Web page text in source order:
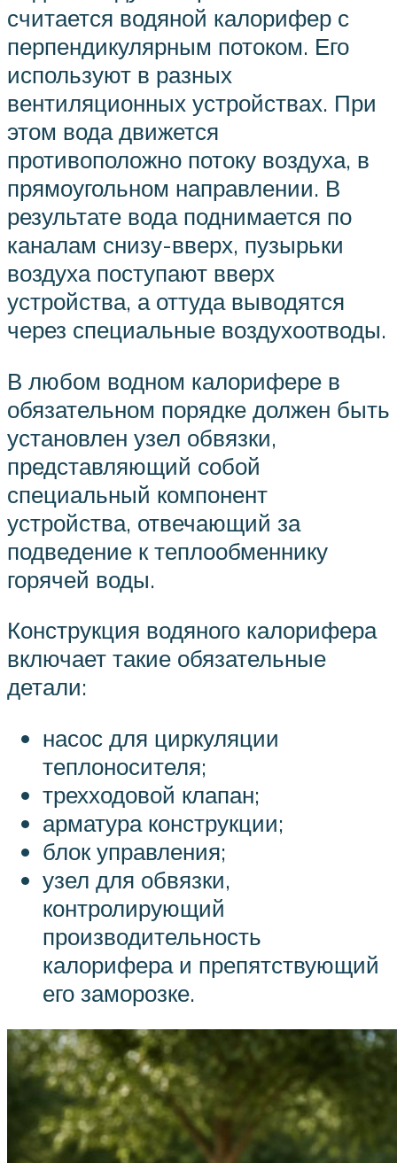
считается водяной калорифер с
перпендикулярным потоком. Его
используют в разных
вентиляционных устройствах. При
этом вода движется
противоположно потоку воздуха, в
прямоугольном направлении. В
результате вода поднимается по
каналам снизу-вверх, пузырьки
воздуха поступают вверх
устройства, а оттуда выводятся
через специальные воздухоотводы.
В любом водном калорифере в
обязательном порядке должен быть
установлен узел обвязки,
представляющий собой
специальный компонент
устройства, отвечающий за
подведение к теплообменнику
горячей воды.
Конструкция водяного калорифера
включает такие обязательные
детали:
насос для циркуляции
теплоносителя;
трехходовой клапан;
арматура конструкции;
блок управления;
узел для обвязки,
контролирующий
производительность
калорифера и препятствующий
его заморозке.